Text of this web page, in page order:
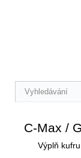
C-Max /
Výplň